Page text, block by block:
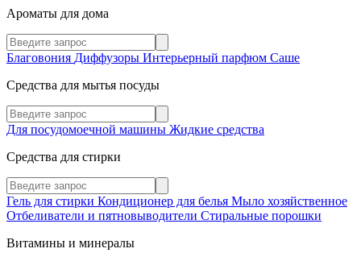
Ароматы для дома
Благовония Диффузоры Интерьерный парфюм Саше
Средства для мытья посуды
Для посудомоечной машины Жидкие средства
Средства для стирки
Гель для стирки Кондиционер для белья Мыло хозяйственное
Отбеливатели и пятновыводители Стиральные порошки
Витамины и минералы